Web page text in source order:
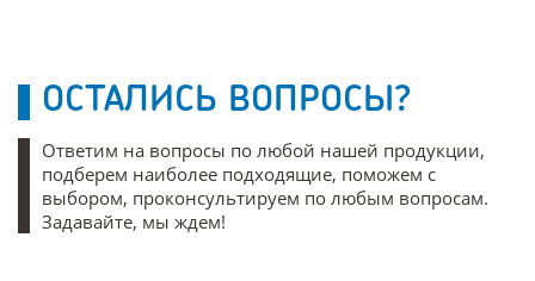
ОСТАЛИСЬ ВОПРОСЫ?
Ответим на вопросы по любой нашей продукции,
подберем наиболее подходящие, поможем с
выбором, проконсультируем по любым вопросам.
Задавайте, мы ждем!